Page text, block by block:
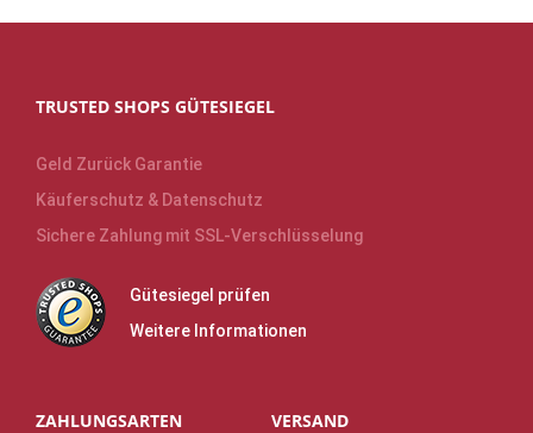
TRUSTED SHOPS GÜTESIEGEL
Geld Zurück Garantie
Käuferschutz & Datenschutz
Sichere Zahlung mit SSL-Verschlüsselung
Gütesiegel prüfen
Weitere Informationen
ZAHLUNGSARTEN VERSAND